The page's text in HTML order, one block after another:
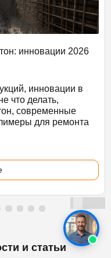
инновации 2026
инновации в
что делать,
современные
для ремонта
и статьи